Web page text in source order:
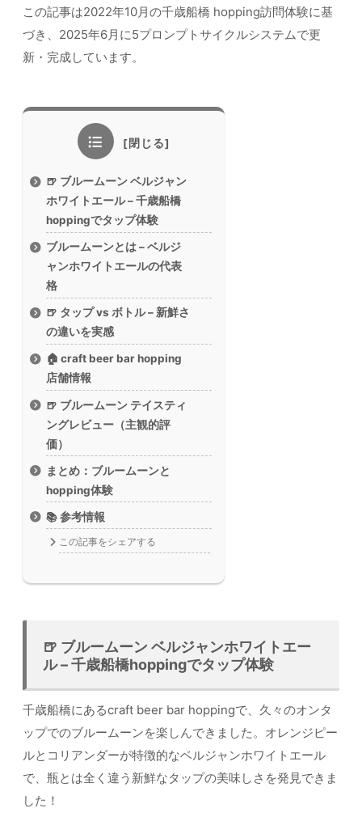
この記事は2022年10月の千歳船橋 hopping訪問体験に基
づき、2025年6月に5プロンプトサイクルシステムで更
新・完成しています。
🍺 ブルームーン ベルジャン
ホワイトエール – 千歳船橋
hoppingでタップ体験
ブルームーンとは – ベルジ
ャンホワイトエールの代表
格
🍺 タップ vs ボトル – 新鮮さ
の違いを実感
🏠 craft beer bar hopping
店舗情報
🍺 ブルームーン テイスティ
ングレビュー（主観的評
価）
まとめ：ブルームーンと
hopping体験
📚 参考情報
この記事をシェアする
🍺 ブルームーン ベルジャンホワイトエー
ル – 千歳船橋hoppingでタップ体験
千歳船橋にあるcraft beer bar hoppingで、久々のオンタ
ップでのブルームーンを楽しんできました。オレンジピー
ルとコリアンダーが特徴的なベルジャンホワイトエール
で、瓶とは全く違う新鮮なタップの美味しさを発見できま
した！